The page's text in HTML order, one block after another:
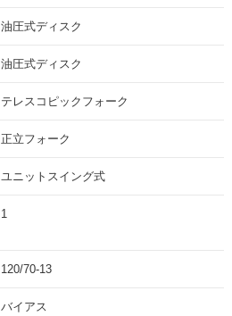
油圧式ディスク
油圧式ディスク
テレスコピックフォーク
正立フォーク
ユニットスイング式
1
120/70-13
バイアス